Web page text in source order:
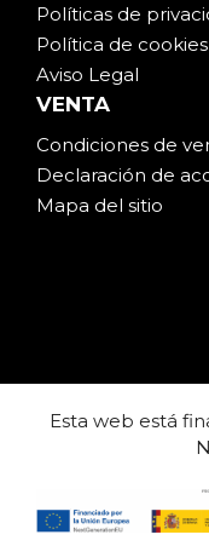
Políticas de
Política de cookies
Aviso Legal
VENTA
Condiciones de
Declaración de
Mapa del sitio
Esta web está